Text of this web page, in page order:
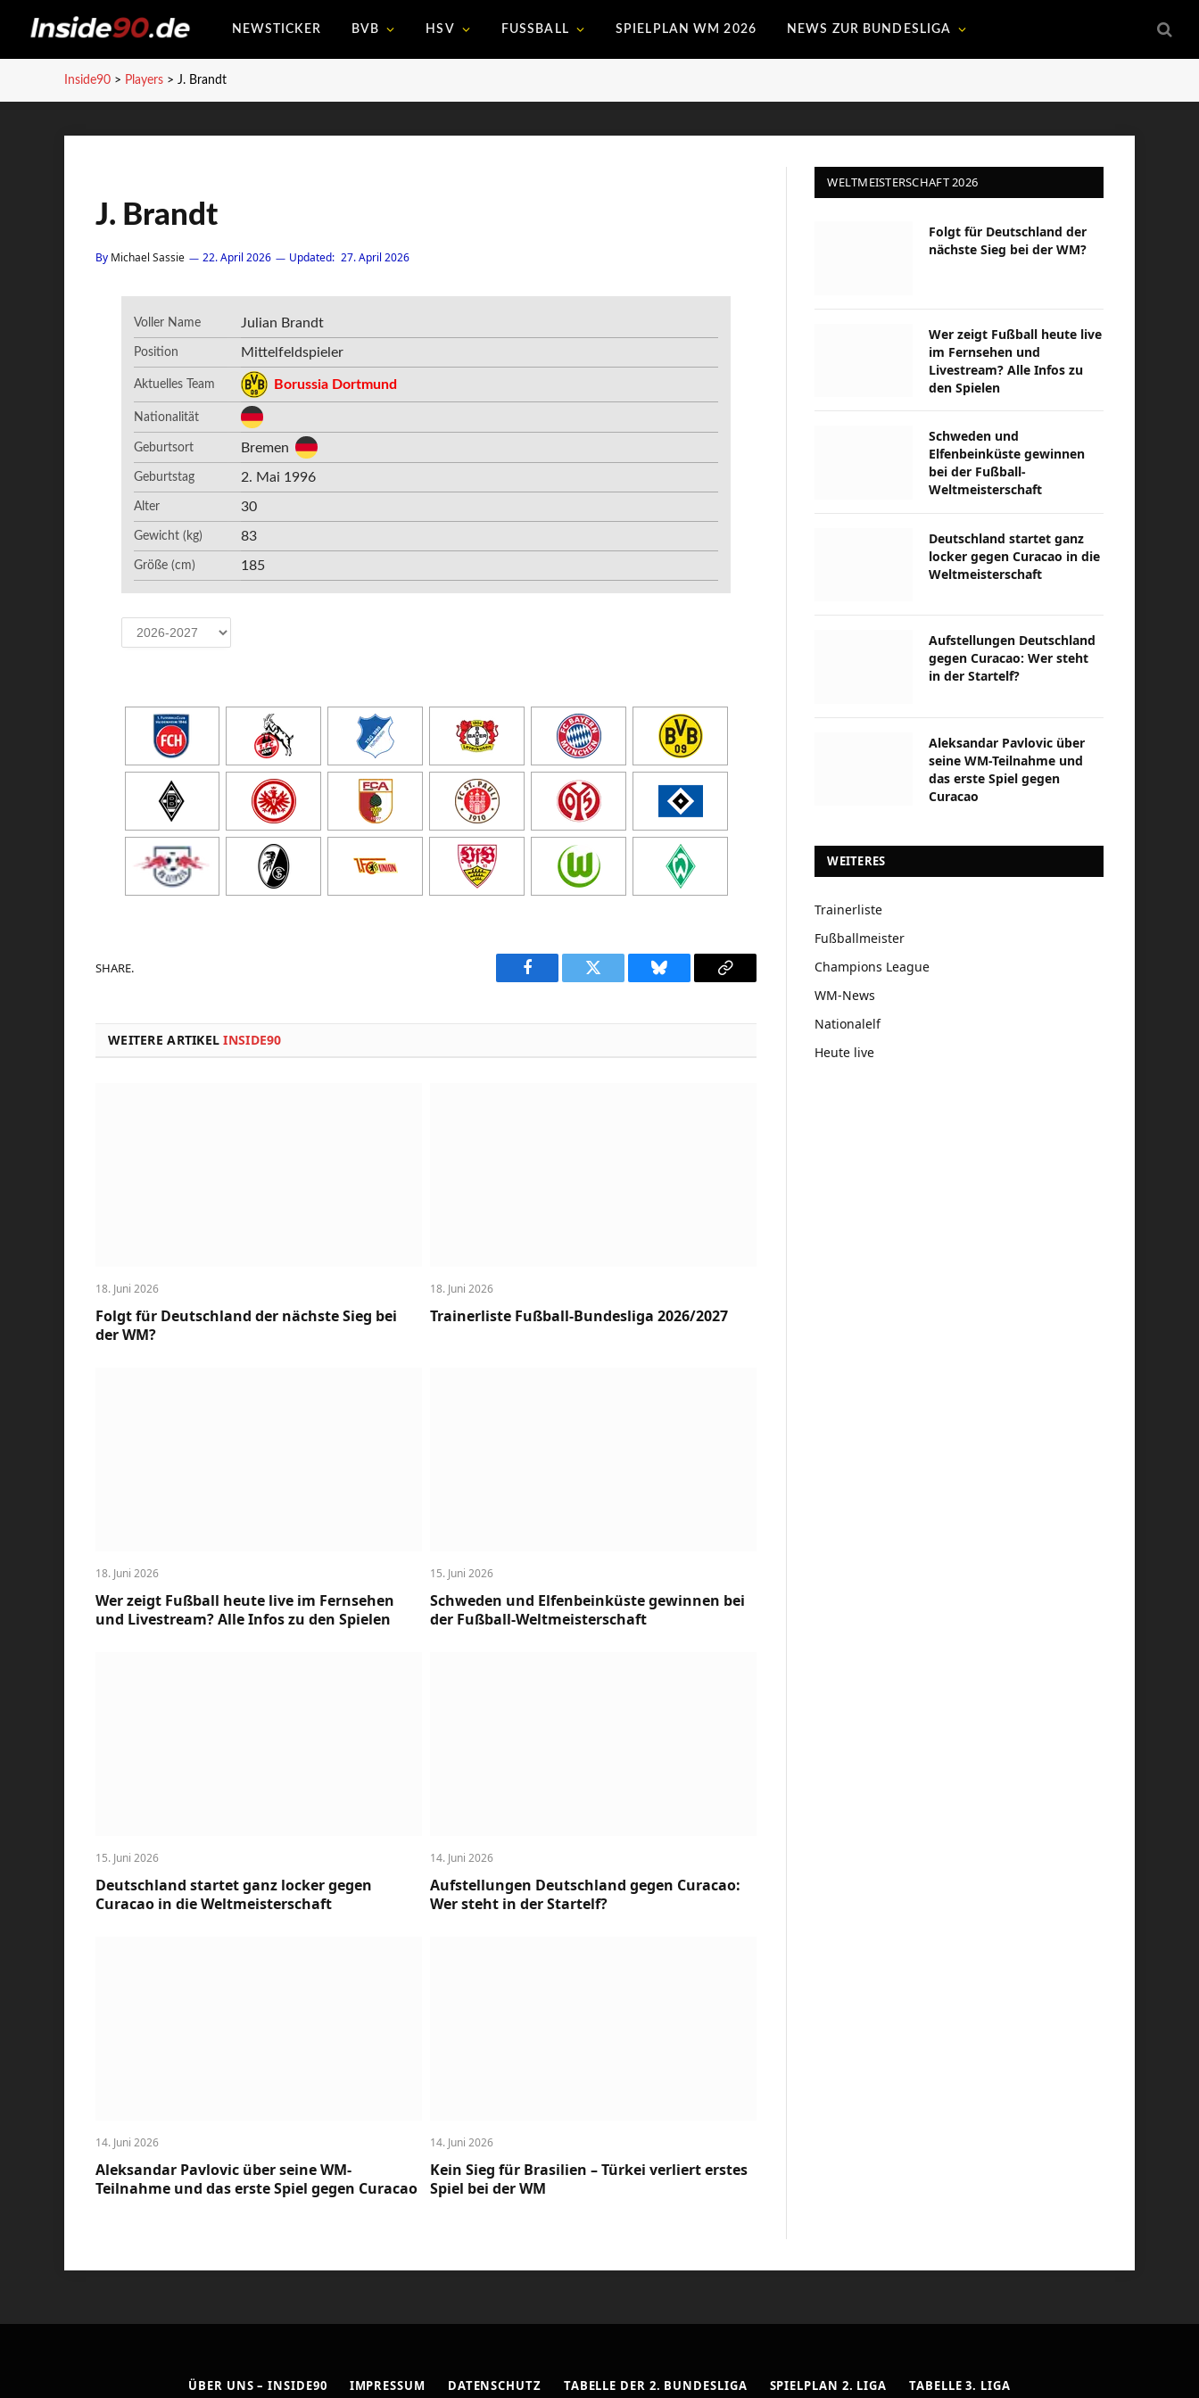
NEWSTICKER BVB HSV FUSSBALL SPIELPLAN WM 2026 NEWS ZUR BUNDESLIGA
Inside90 > Players > J. Brandt
J. Brandt
By Michael Sassie 22. April 2026 Updated: 27. April 2026
Voller Name Julian Brandt
Position Mittelfeldspieler
Aktuelles Team Borussia Dortmund
Nationalität
Geburtsort Bremen
Geburtstag 2. Mai 1996
Alter 30
Gewicht (kg) 83
Größe (cm) 185
SHARE.
Facebook Twitter Bluesky
Copy
WEITERE ARTIKELINSIDE90
18. Juni 2026
Folgt für Deutschland der nächste Sieg bei
der WM?
18. Juni 2026
Trainerliste Fußball-Bundesliga 2026/2027
18. Juni 2026
Wer zeigt Fußball heute live im Fernsehen
und Livestream? Alle Infos zu den Spielen
15. Juni 2026
Schweden und Elfenbeinküste gewinnen bei
der Fußball-Weltmeisterschaft
15. Juni 2026
Deutschland startet ganz locker gegen
Curacao in die Weltmeisterschaft
14. Juni 2026
Aufstellungen Deutschland gegen Curacao:
Wer steht in der Startelf?
14. Juni 2026
Aleksandar Pavlovic über seine WM-
Teilnahme und das erste Spiel gegen Curacao
14. Juni 2026
Kein Sieg für Brasilien – Türkei verliert erstes
Spiel bei der WM
WELTMEISTERSCHAFT 2026
Folgt für Deutschland der
nächste Sieg bei der WM?
Wer zeigt Fußball heute live
im Fernsehen und
Livestream? Alle Infos zu
den Spielen
Schweden und
Elfenbeinküste gewinnen
bei der Fußball-
Weltmeisterschaft
Deutschland startet ganz
locker gegen Curacao in die
Weltmeisterschaft
Aufstellungen Deutschland
gegen Curacao: Wer steht
in der Startelf?
Aleksandar Pavlovic über
seine WM-Teilnahme und
das erste Spiel gegen
Curacao
WEITERES
Trainerliste
Fußballmeister
Champions League
WM-News
Nationalelf
Heute live
ÜBER UNS – INSIDE90 IMPRESSUM DATENSCHUTZ TABELLE DER 2. BUNDESLIGA SPIELPLAN 2. LIGA TABELLE 3. LIGA